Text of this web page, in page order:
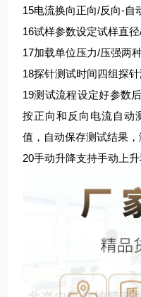
15电流换向正向/反向-自
16试样参数设定试样直
17加载单位压力/压强两
18探针测试时间四组探
19测试流程设定好参数
按正向和反向电流自动
值，自动保存测试结果
20手动升降支持手动上